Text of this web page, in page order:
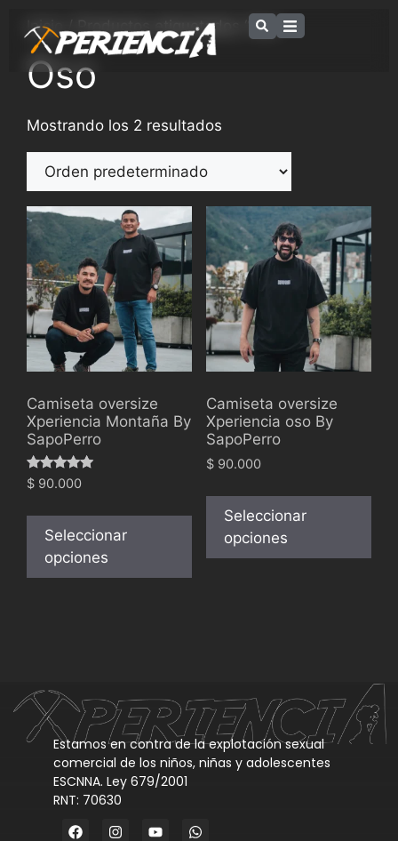
Inicio / Productos etiquetados “Oso”
Oso
Mostrando los 2 resultados
Camiseta oversize
Xperiencia Montaña By
SapoPerro
Valorado
con
de 5
$ 90.000
Seleccionar
opciones
Camiseta oversize
Xperiencia oso By
SapoPerro
$90.000
Seleccionar
opciones
Estamos en contra de la explotación sexual
comercial de los niños, niñas y adolescentes
ESCNNA. Ley 679/2001
RNT: 70630